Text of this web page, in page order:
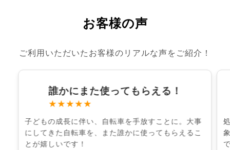
お客様の声
ご利用いただいたお客様のリアルな声をご紹介！
誰かにまた使ってもらえる！
★★★★★
子どもの成長に伴い、自転車を手放すことに。大事
にしてきた自転車を、また誰かに使ってもらえるこ
とが嬉しいです！